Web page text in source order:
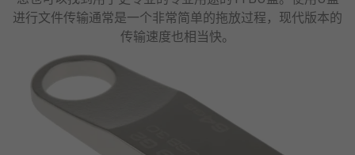
进行文件传输通常是一个非常简单的拖放过程，现代版本的
传输速度也相当快。